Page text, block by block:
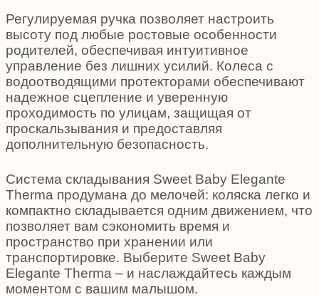
Регулируемая ручка позволяет настроить
высоту под любые ростовые особенности
родителей, обеспечивая интуитивное
управление без лишних усилий. Колеса с
водоотводящими протекторами обеспечивают
надежное сцепление и уверенную
проходимость по улицам, защищая от
проскальзывания и предоставляя
дополнительную безопасность.
Система складывания Sweet Baby Elegante
Therma продумана до мелочей: коляска легко и
компактно складывается одним движением, что
позволяет вам сэкономить время и
пространство при хранении или
транспортировке. Выберите Sweet Baby
Elegante Therma – и наслаждайтесь каждым
моментом с вашим малышом.